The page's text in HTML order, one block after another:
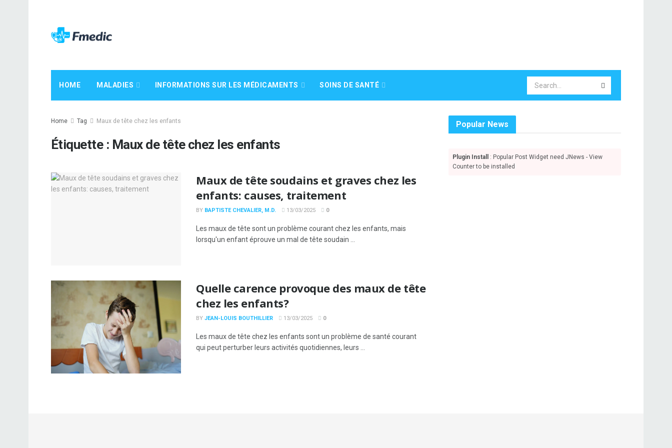
HOME MALADIES INFORMATIONS SUR LES MÉDICAMENTS SOINS DE SANTÉ
Home Tag Maux de tête chez les enfants
Étiquette : Maux de tête chez les enfants
Maux de tête soudains et graves chez les
enfants: causes, traitement
BY BAPTISTE CHEVALIER, M.D. 13/03/2025 0
Les maux de tête sont un problème courant chez les enfants, mais
lorsqu'un enfant éprouve un mal de tête soudain ...
Quelle carence provoque des maux de tête
chez les enfants?
BY JEAN-LOUIS BOUTHILLIER 13/03/2025 0
Les maux de tête chez les enfants sont un problème de santé courant
qui peut perturber leurs activités quotidiennes, leurs ...
Popular News
Plugin Install
: Popular Post Widget need JNews - View
Counter to be installed